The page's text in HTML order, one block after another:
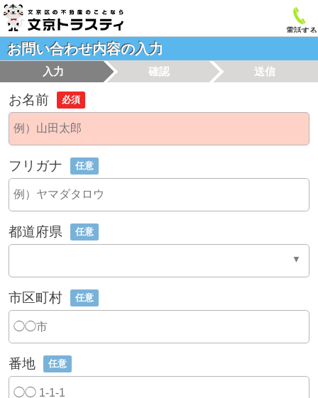
電話する
お問い合わせ内容の入力
入力 確認 送信
お名前 必須
フリガナ 任意
都道府県 任意
市区町村 任意
番地 任意